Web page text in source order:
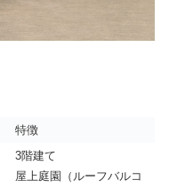
特徴
3階建て
屋上庭園（ルーフバルコ